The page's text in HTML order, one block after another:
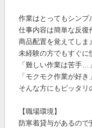
作業はとってもシンプ
仕事内容は簡単な反復
商品配置を覚えてしま
未経験の方でもすぐに
「難しい作業は苦手…」
「モクモク作業が好き」
そんな方にもピッタ
【職場環境】
防寒着貸与があるので